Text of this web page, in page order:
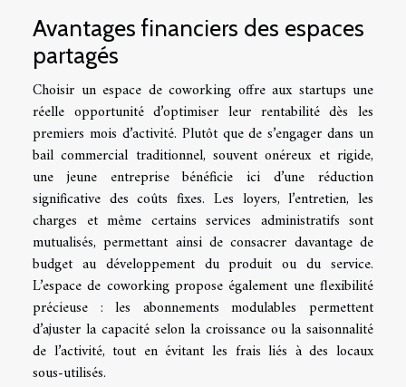
Avantages financiers des espaces
partagés
Choisir un espace de coworking offre aux startups une
réelle opportunité d’optimiser leur rentabilité dès les
premiers mois d’activité. Plutôt que de s’engager dans un
bail commercial traditionnel, souvent onéreux et rigide,
une jeune entreprise bénéficie ici d’une réduction
significative des coûts fixes. Les loyers, l’entretien, les
charges et même certains services administratifs sont
mutualisés, permettant ainsi de consacrer davantage de
budget au développement du produit ou du service.
L’espace de coworking propose également une flexibilité
précieuse : les abonnements modulables permettent
d’ajuster la capacité selon la croissance ou la saisonnalité
de l’activité, tout en évitant les frais liés à des locaux
sous-utilisés.